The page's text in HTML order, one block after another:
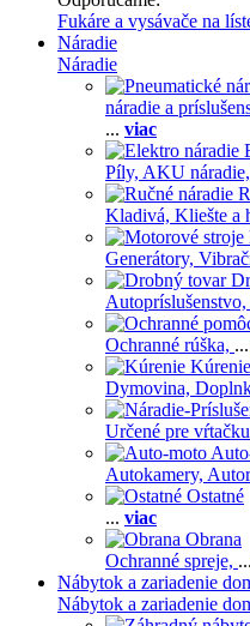
Fukáre a vysávače na
Náradie
Náradie
náradie a
... viac
Píly, AKU náradie,
Kladivá, Kliešte a
Generátory,
Autopríslušenstvo,
Ochranné rúška, ...
Kúrenie
Dymovina,
Určené pre
Autokamery,
Ostatné
... viac
Obrana
Ochranné spreje, ...
Nábytok a zariadenie
Nábytok a zariadenie